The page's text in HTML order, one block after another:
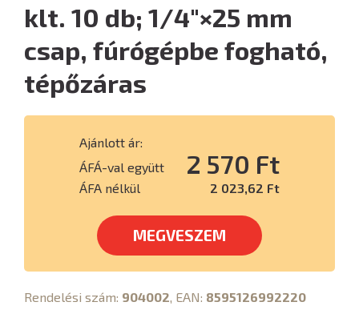
klt. 10 db; 1/4"×25 mm
csap, fúrógépbe fogható,
tépőzáras
Ajánlott ár:
ÁFÁ-val együtt
2 570 Ft
ÁFA nélkül 2 023,62 Ft
MEGVESZEM
Rendelési szám: 904002 , EAN: 8595126992220